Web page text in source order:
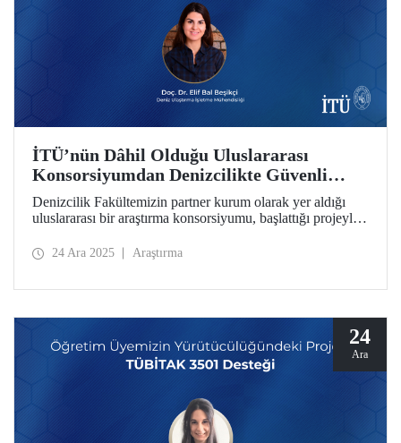
İTÜ’nün Dâhil Olduğu Uluslararası
Konsorsiyumdan Denizcilikte Güvenli
Karbonsuzlaşma İçin Önemli Proje
Denizcilik Fakültemizin partner kurum olarak yer aldığı
uluslararası bir araştırma konsorsiyumu, başlattığı projeyle
hızlandırmayı hedefliyor. Öğretim üyemiz Doç. Dr. Elif Bal
24 Ara 2025 Araştırma
24
Ara